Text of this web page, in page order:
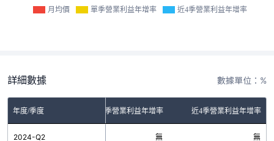
月均價 單季營業利益年增率 近4季營業利益年增率
詳細數據 數據單位：%
年度/季度 單季營業利益年增率 近4季營業利益年增率
2024-Q2 無 無